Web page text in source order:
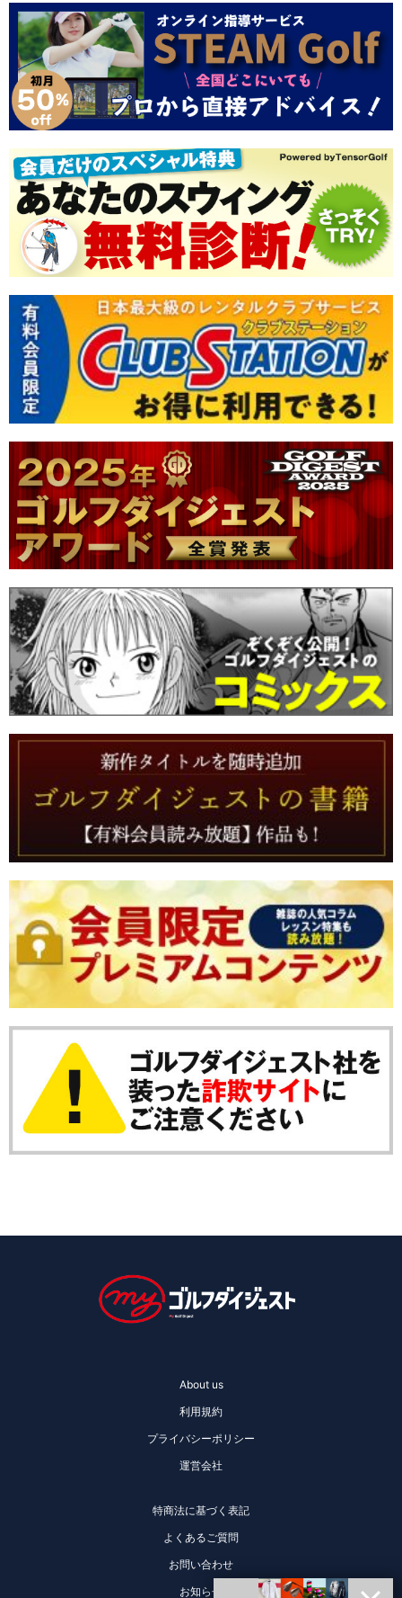
About us
利用規約
プライバシーポリシー
運営会社
特商法に基づく表記
よくあるご質問
お問い合わせ
お知らせ